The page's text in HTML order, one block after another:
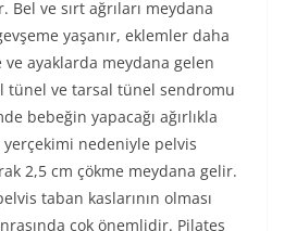
ve sırt ağrıları meydana
yaşanır, eklemler daha
ve ayaklarda meydana gelen
tünel ve tarsal tünel sendromu
bebeğin yapacağı ağırlıkla
yerçekimi nedeniyle pelvis
2,5 cm çökme meydana gelir.
taban kaslarının olması
çok önemlidir. Pilates